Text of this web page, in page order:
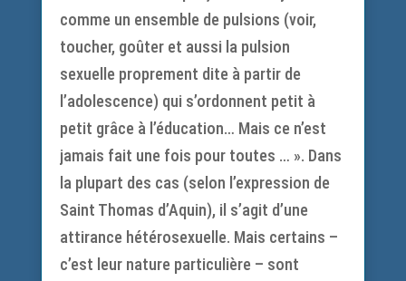
comme un ensemble de pulsions (voir,
toucher, goûter et aussi la pulsion
sexuelle proprement dite à partir de
l’adolescence) qui s’ordonnent petit à
petit grâce à l’éducation… Mais ce n’est
jamais fait une fois pour toutes … ». Dans
la plupart des cas (selon l’expression de
Saint Thomas d’Aquin), il s’agit d’une
attirance hétérosexuelle. Mais certains –
c’est leur nature particulière – sont